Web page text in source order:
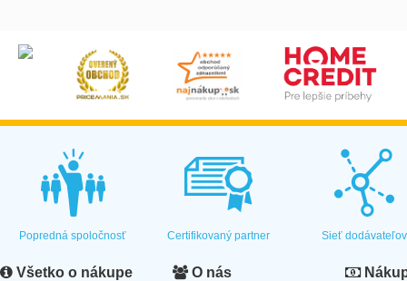
Popredná spoločnosť Certifikovaný partner Sieť dodávateľov
Všetko o nákupe O nás